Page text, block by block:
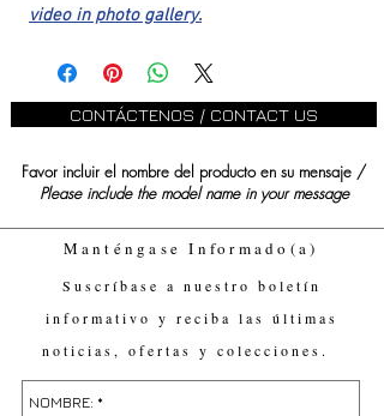
video in photo gallery.
CONTÁCTENOS / CONTACT US
Favor incluir el nombre del producto en su mensaje /
Please include the model name in your message
Manténgase Informado(a)
Suscríbase a nuestro boletín
informativo y reciba las últimas
noticias, ofertas y colecciones.